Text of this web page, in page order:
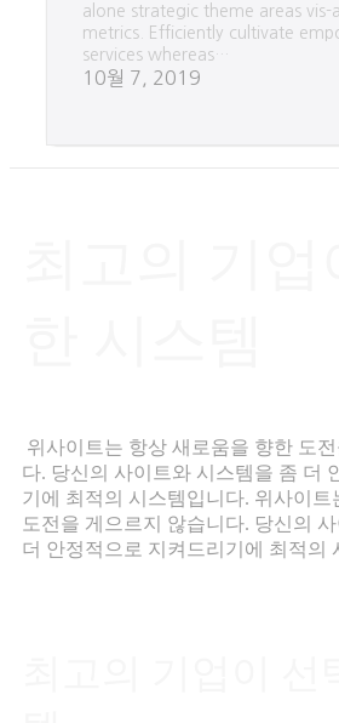
alone strategic theme areas vis-
metrics. Efficiently cultivate
services whereas…
10월 7, 2019
위사이트는 항상 새로움을 향한 도
다. 당신의 사이트와 시스템을 좀 더
기에 최적의 시스템입니다. 위사이
도전을 게으르지 않습니다. 당신의
더 안정적으로 지켜드리기에 최적의